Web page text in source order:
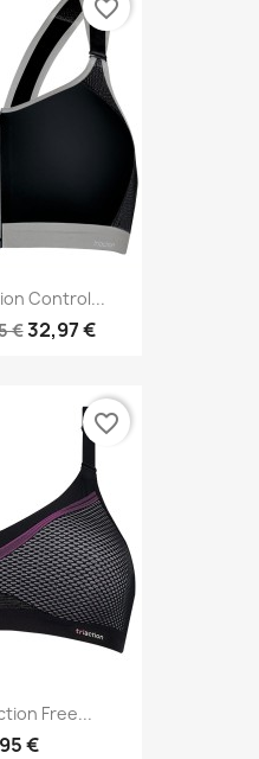
Control...
€32,97 €
favorite_border
Free...
€
favorite_border